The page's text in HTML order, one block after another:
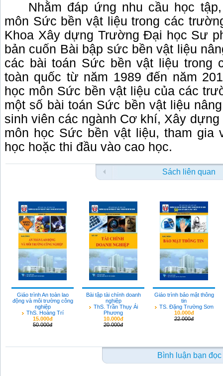
Nhằm đáp ứng nhu cầu học
môn Sức bền vật liệu trong các
Khoa Xây dựng Trường Đại học Sư
bản cuốn Bài bập sức bền vật liệu
các bài toán Sức bền vật liệu trong
toàn quốc từ năm 1989 đến năm
học môn Sức bền vật liệu của các
một số bài toán Sức bền vật liệu
sinh viên các ngành Cơ khí, Xây
môn học Sức bền vật liệu, tham gia
học hoặc thi đầu vào cao học.
Sách liên quan
Giáo trình An toàn lao
động và môi trường công
nghiệp
ThS. Hoàng Trí
15.000đ
50.000đ
Bài tập tài chính doanh
nghiệp
ThS. Trần Thụy Ái
Phương
10.000đ
20.000đ
Giáo trình bảo mật thông
tin
TS. Đặng Trường Sơn
10.000đ
22.000đ
Bình luận bạn đọc